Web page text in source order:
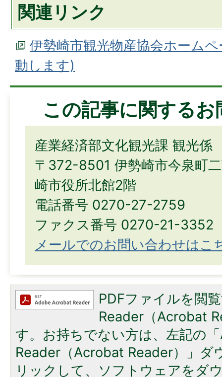
関連リンク
伊勢崎市観光物産協会ホーム
動します)
この記事に関する
産業経済部文化観光課 観光係
〒372-8501 伊勢崎市今泉町
崎市役所北館2階
電話番号 0270-27-2759
ファクス番号 0270-21-3352
メールでのお問い合わせはこ
PDFファイルを閲
Reader（Acrobat
す。お持ちでない方は、左記の
Reader（Acrobat Reader）」ダ
リックして、ソフトウェアをダ